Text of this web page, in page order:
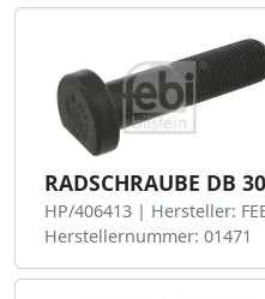
RADSCHRAUBE DB
HP/406413 | Hersteller:
Herstellernummer: 01471